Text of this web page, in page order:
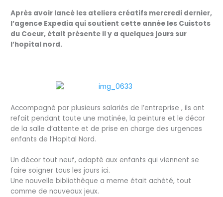
Après avoir lancé les ateliers créatifs mercredi dernier,
l’agence Expedia qui soutient cette année les Cuistots
du Coeur, était présente il y a quelques jours sur
l’hopital nord.
Accompagné par plusieurs salariés de l’entreprise , ils ont
refait pendant toute une matinée, la peinture et le décor
de la salle d’attente et de prise en charge des urgences
enfants de l’Hopital Nord.
Un décor tout neuf, adapté aux enfants qui viennent se
faire soigner tous les jours ici.
Une nouvelle bibliothèque a meme était achété, tout
comme de nouveaux jeux.